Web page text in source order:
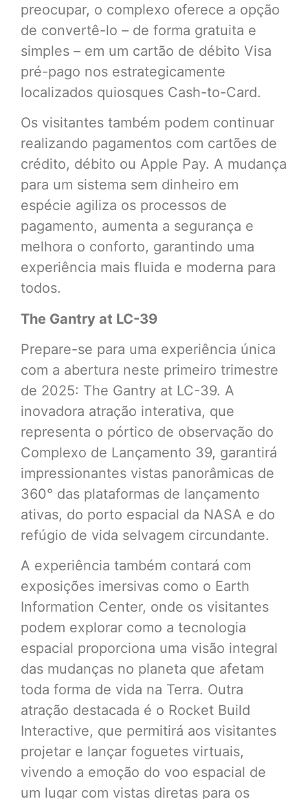
preocupar, o complexo oferece a opção
de convertê-lo – de forma gratuita e
simples – em um cartão de débito Visa
pré-pago nos estrategicamente
localizados quiosques Cash-to-Card.
Os visitantes também podem continuar
realizando pagamentos com cartões de
crédito, débito ou Apple Pay. A mudança
para um sistema sem dinheiro em
espécie agiliza os processos de
pagamento, aumenta a segurança e
melhora o conforto, garantindo uma
experiência mais fluida e moderna para
todos.
The Gantry at LC-39
Prepare-se para uma experiência única
com a abertura neste primeiro trimestre
de 2025: The Gantry at LC-39. A
inovadora atração interativa, que
representa o pórtico de observação do
Complexo de Lançamento 39, garantirá
impressionantes vistas panorâmicas de
360° das plataformas de lançamento
ativas, do porto espacial da NASA e do
refúgio de vida selvagem circundante.
A experiência também contará com
exposições imersivas como o Earth
Information Center, onde os visitantes
podem explorar como a tecnologia
espacial proporciona uma visão integral
das mudanças no planeta que afetam
toda forma de vida na Terra. Outra
atração destacada é o Rocket Build
Interactive, que permitirá aos visitantes
projetar e lançar foguetes virtuais,
vivendo a emoção do voo espacial de
um lugar com vistas diretas para os